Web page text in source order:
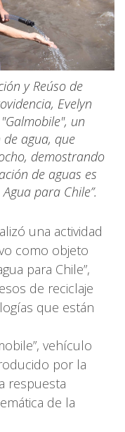
y Reúso de
Evelyn
un
agua, que
demostrando
de aguas es
para Chile”.
una actividad
como objeto
para Chile”,
de reciclaje
que están
vehículo
por la
respuesta
de la